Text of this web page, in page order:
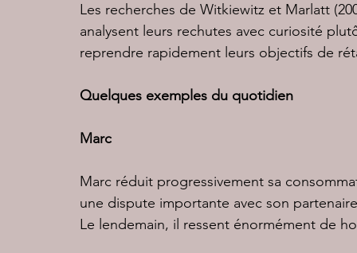
Les recherches de Witkiewitz et Marlatt
analysent leurs rechutes avec curiosité
reprendre rapidement leurs objectifs de
Quelques exemples du quotidien
Marc
Marc réduit progressivement sa
une dispute importante avec son
Le lendemain, il ressent énormément de